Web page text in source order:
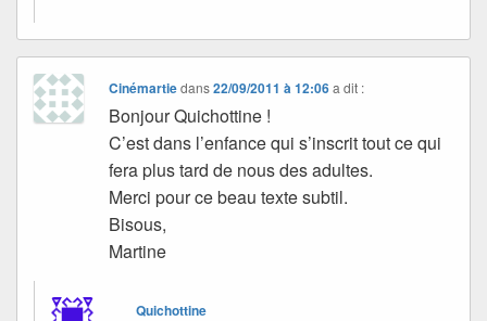
Cinémartiedans22/09/2011 à 12:06 a dit :
Bonjour Quichottine !
C’est dans l’enfance qui s’inscrit tout ce qui
fera plus tard de nous des adultes.
Merci pour ce beau texte subtil.
Bisous,
Martine
Quichottine